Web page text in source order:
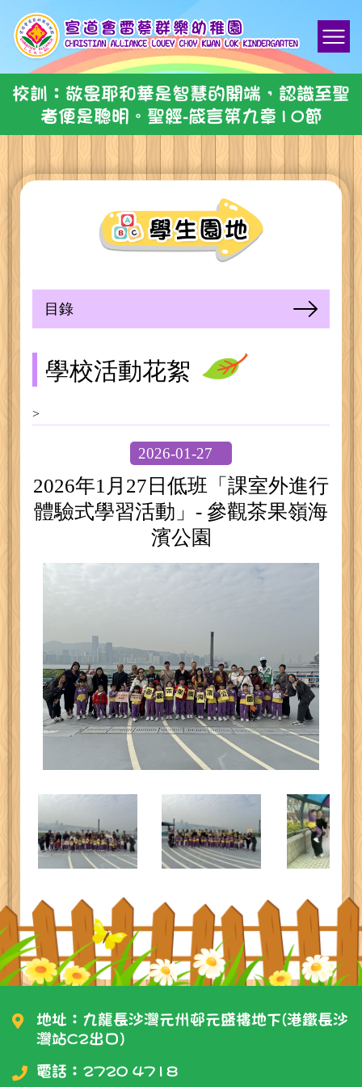
校訓：敬畏耶和華是智慧的開端，認識至聖
者便是聰明。聖經-箴言第九章10節
目錄
學校活動花絮
>
2026-01-27
2026年1月27日低班「課室外進行
體驗式學習活動」- 參觀茶果嶺海
濱公園
地址：九龍長沙灣元州邨元盛樓地下(港鐵長沙
灣站C2出口)
電話： 2720 4718